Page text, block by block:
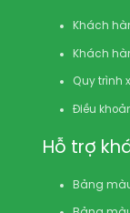
Khách
Khách
Quy trình
Điều
Hỗ trợ
Bảng